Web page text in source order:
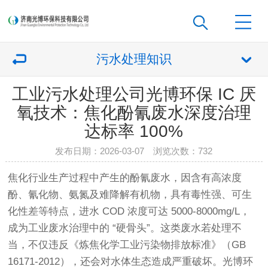
污水处理知识
工业污水处理公司光博环保 IC 厌
氧技术：焦化酚氰废水深度治理
达标率 100%
发布日期：2026-03-07 浏览次数：732
焦化行业生产过程中产生的酚氰废水，因含有高浓度
酚、氰化物、氨氮及难降解有机物，具有毒性强、可生
化性差等特点，进水 COD 浓度可达 5000-8000mg/L，
成为工业废水治理中的 “硬骨头”。这类废水若处理不
当，不仅违反《炼焦化学工业污染物排放标准》（GB
16171-2012），还会对水体生态造成严重破坏。光博环